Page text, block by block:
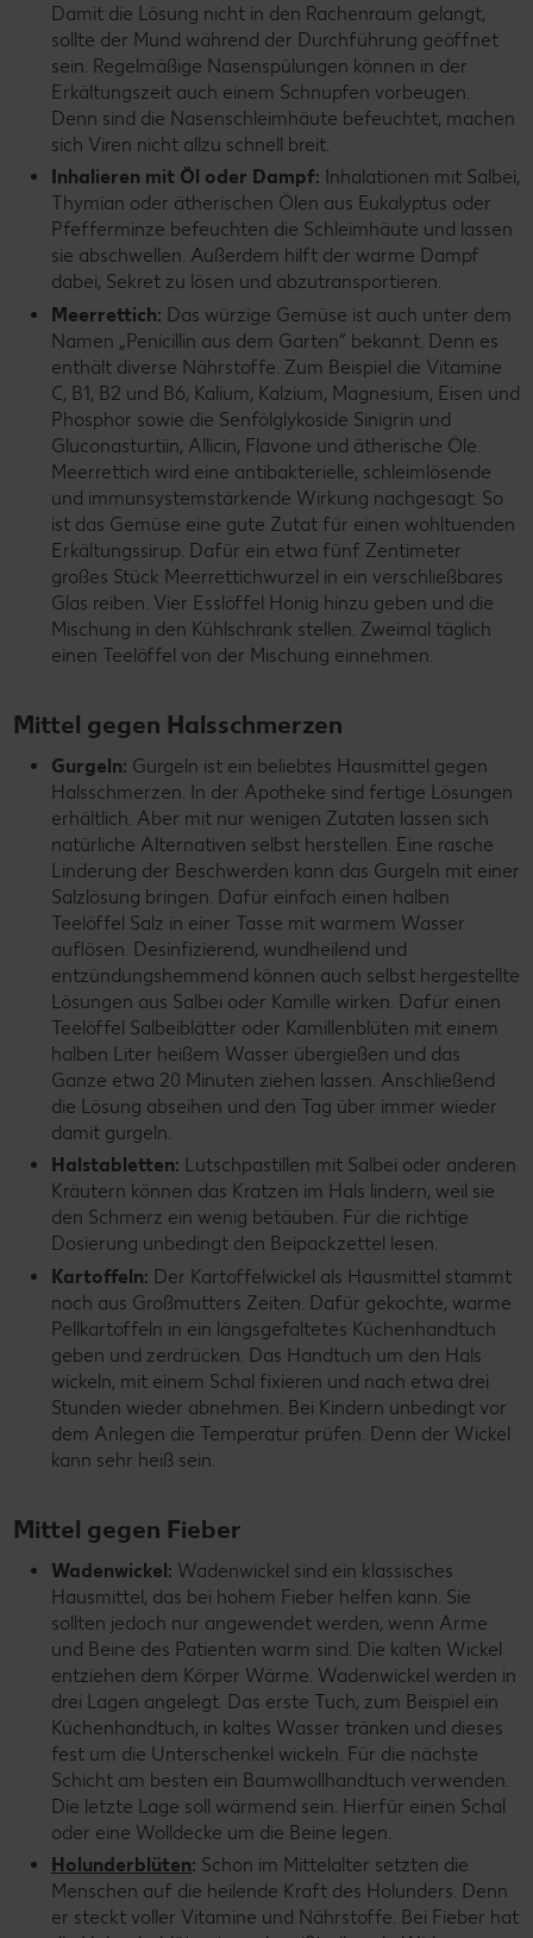
Damit die Lösung nicht in den Rachenraum gelangt,
sollte der Mund während der Durchführung geöffnet
sein. Regelmäßige Nasenspülungen können in der
Erkältungszeit auch einem Schnupfen vorbeugen.
Denn sind die Nasenschleimhäute befeuchtet, machen
sich Viren nicht allzu schnell breit.
Inhalieren mit Öl oder Dampf: Inhalationen mit Salbei,
Thymian oder ätherischen Ölen aus Eukalyptus oder
Pfefferminze befeuchten die Schleimhäute und lassen
sie abschwellen. Außerdem hilft der warme Dampf
dabei, Sekret zu lösen und abzutransportieren.
Meerrettich: Das würzige Gemüse ist auch unter dem
Namen „Penicillin aus dem Garten“ bekannt. Denn es
enthält diverse Nährstoffe. Zum Beispiel die Vitamine
C, B1, B2 und B6, Kalium, Kalzium, Magnesium, Eisen und
Phosphor sowie die Senfölglykoside Sinigrin und
Gluconasturtiin, Allicin, Flavone und ätherische Öle.
Meerrettich wird eine antibakterielle, schleimlösende
und immunsystemstärkende Wirkung nachgesagt. So
ist das Gemüse eine gute Zutat für einen wohltuenden
Erkältungssirup. Dafür ein etwa fünf Zentimeter
großes Stück Meerrettichwurzel in ein verschließbares
Glas reiben. Vier Esslöffel Honig hinzu geben und die
Mischung in den Kühlschrank stellen. Zweimal täglich
einen Teelöffel von der Mischung einnehmen.
Mittel gegen Halsschmerzen
Gurgeln: Gurgeln ist ein beliebtes Hausmittel gegen
Halsschmerzen. In der Apotheke sind fertige Lösungen
erhältlich. Aber mit nur wenigen Zutaten lassen sich
natürliche Alternativen selbst herstellen. Eine rasche
Linderung der Beschwerden kann das Gurgeln mit einer
Salzlösung bringen. Dafür einfach einen halben
Teelöffel Salz in einer Tasse mit warmem Wasser
auflösen. Desinfizierend, wundheilend und
entzündungshemmend können auch selbst hergestellte
Lösungen aus Salbei oder Kamille wirken. Dafür einen
Teelöffel Salbeiblätter oder Kamillenblüten mit einem
halben Liter heißem Wasser übergießen und das
Ganze etwa 20 Minuten ziehen lassen. Anschließend
die Lösung abseihen und den Tag über immer wieder
damit gurgeln.
Halstabletten: Lutschpastillen mit Salbei oder anderen
Kräutern können das Kratzen im Hals lindern, weil sie
den Schmerz ein wenig betäuben. Für die richtige
Dosierung unbedingt den Beipackzettel lesen.
Kartoffeln: Der Kartoffelwickel als Hausmittel stammt
noch aus Großmutters Zeiten. Dafür gekochte, warme
Pellkartoffeln in ein längsgefaltetes Küchenhandtuch
geben und zerdrücken. Das Handtuch um den Hals
wickeln, mit einem Schal fixieren und nach etwa drei
Stunden wieder abnehmen. Bei Kindern unbedingt vor
dem Anlegen die Temperatur prüfen. Denn der Wickel
kann sehr heiß sein.
Mittel gegen Fieber
Wadenwickel: Wadenwickel sind ein klassisches
Hausmittel, das bei hohem Fieber helfen kann. Sie
sollten jedoch nur angewendet werden, wenn Arme
und Beine des Patienten warm sind. Die kalten Wickel
entziehen dem Körper Wärme. Wadenwickel werden in
drei Lagen angelegt. Das erste Tuch, zum Beispiel ein
Küchenhandtuch, in kaltes Wasser tränken und dieses
fest um die Unterschenkel wickeln. Für die nächste
Schicht am besten ein Baumwollhandtuch verwenden.
Die letzte Lage soll wärmend sein. Hierfür einen Schal
oder eine Wolldecke um die Beine legen.
Holunderblüten: Schon im Mittelalter setzten die
Menschen auf die heilende Kraft des Holunders. Denn
er steckt voller Vitamine und Nährstoffe. Bei Fieber hat